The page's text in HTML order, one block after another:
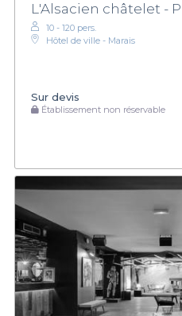
L'Alsacien châtelet -
10 - 120 pers.
Hôtel de ville - Marais
Sur devis
Établissement non réservable